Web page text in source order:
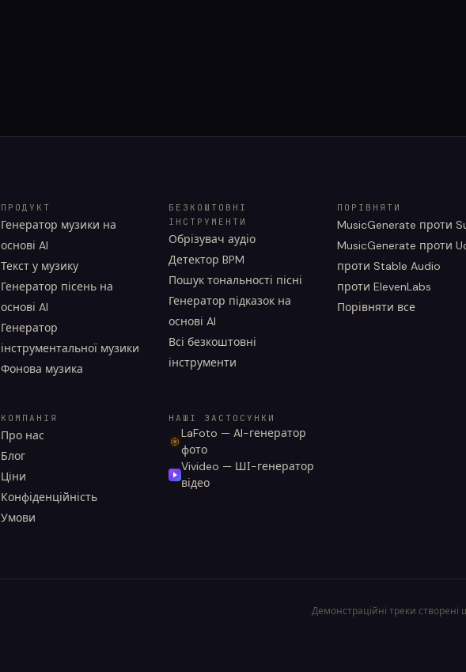
ПРОДУКТ
Генератор музики на
основі AI
Текст у музику
Генератор пісень на
основі AI
Генератор
інструментальної музики
Фонова музика
БЕЗКОШТОВНІ
ІНСТРУМЕНТИ
Обрізувач аудіо
Детектор BPM
Пошук тональності пісні
Генератор підказок на
основі AI
Всі безкоштовні
інструменти
ПОРІВНЯТИ
MusicGenerate проти
MusicGenerate проти
проти Stable Audio
проти ElevenLabs
Порівняти все
КОМПАНІЯ
Про нас
Блог
Ціни
Конфіденційність
Умови
НАШІ ЗАСТОСУНКИ
LaFoto — AI-генератор
фото
Vivideo — ШІ-генератор
відео
Демонстраційні треки